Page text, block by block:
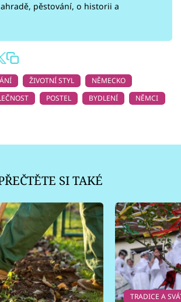
pěstování, o historii a
ŽIVOTNÍ STYL
NĚMECKO
POSTEL BYDLENÍ
NĚMCI
SI TAKÉ
TRADICE A